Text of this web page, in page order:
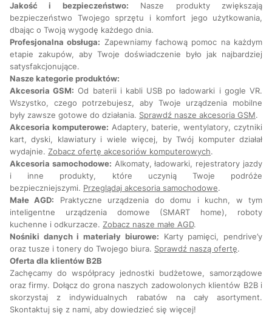
Jakość i bezpieczeństwo: Nasze produkty zwiększają
bezpieczeństwo Twojego sprzętu i komfort jego użytkowania,
dbając o Twoją wygodę każdego dnia.
Profesjonalna obsługa: Zapewniamy fachową pomoc na każdym
etapie zakupów, aby Twoje doświadczenie było jak najbardziej
satysfakcjonujące.
Nasze kategorie produktów:
Akcesoria GSM: Od baterii i kabli USB po ładowarki i gogle VR.
Wszystko, czego potrzebujesz, aby Twoje urządzenia mobilne
były zawsze gotowe do działania. Sprawdź nasze akcesoria GSM.
Akcesoria komputerowe: Adaptery, baterie, wentylatory, czytniki
kart, dyski, klawiatury i wiele więcej, by Twój komputer działał
wydajnie. Zobacz ofertę akcesoriów komputerowych.
Akcesoria samochodowe: Alkomaty, ładowarki, rejestratory jazdy
i inne produkty, które uczynią Twoje podróże
bezpieczniejszymi. Przeglądaj akcesoria samochodowe.
Małe AGD: Praktyczne urządzenia do domu i kuchn, w tym
inteligentne urządzenia domowe (SMART home), roboty
kuchenne i odkurzacze. Zobacz nasze małe AGD.
Nośniki danych i materiały biurowe: Karty pamięci, pendrive’y
oraz tusze i tonery do Twojego biura. Sprawdź naszą ofertę.
Oferta dla klientów B2B
Zachęcamy do współpracy jednostki budżetowe, samorządowe
oraz firmy. Dołącz do grona naszych zadowolonych klientów B2B i
skorzystaj z indywidualnych rabatów na cały asortyment.
Skontaktuj się z nami, aby dowiedzieć się więcej!